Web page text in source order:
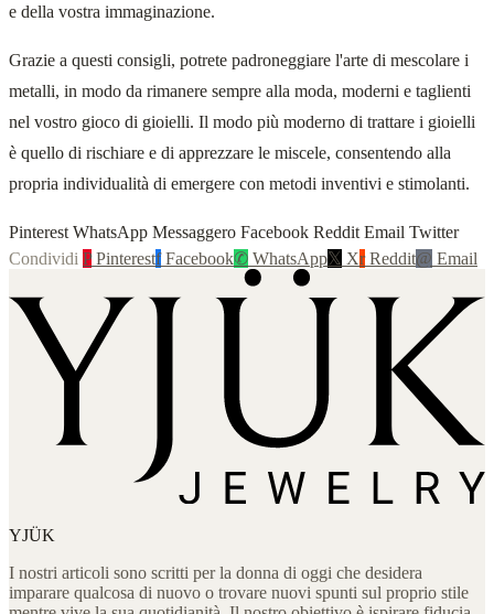
e della vostra immaginazione.
Grazie a questi consigli, potrete padroneggiare l'arte di mescolare i
metalli, in modo da rimanere sempre alla moda, moderni e taglienti
nel vostro gioco di gioielli. Il modo più moderno di trattare i gioielli
è quello di rischiare e di apprezzare le miscele, consentendo alla
propria individualità di emergere con metodi inventivi e stimolanti.
Pinterest WhatsApp Messaggero Facebook Reddit Email Twitter
Condividi PPinterestfFacebook✆ WhatsApp𝕏 XrReddit@ Email
YJÜK
I nostri articoli sono scritti per la donna di oggi che desidera
imparare qualcosa di nuovo o trovare nuovi spunti sul proprio stile